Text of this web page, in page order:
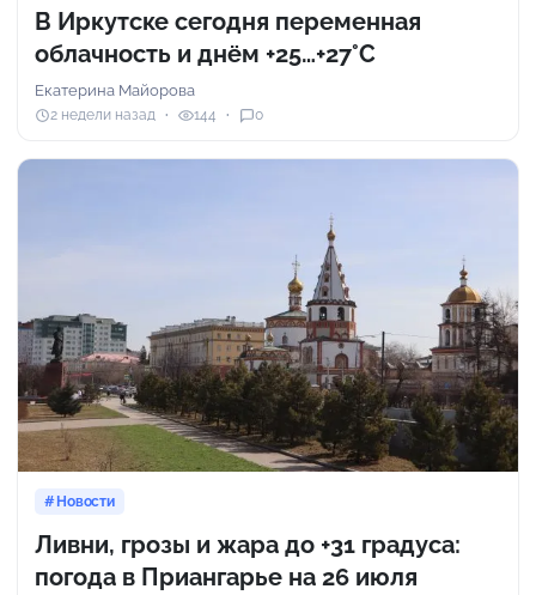
В Иркутске сегодня переменная
облачность и днём +25…+27°С
Екатерина Майорова
2 недели назад 144 0
Новости
Ливни, грозы и жара до +31 градуса:
погода в Приангарье на 26 июля